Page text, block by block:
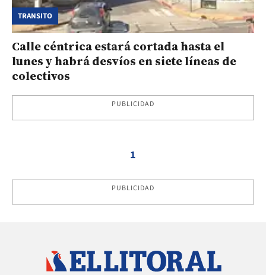
TRANSITO
Calle céntrica estará cortada hasta el
lunes y habrá desvíos en siete líneas de
colectivos
PUBLICIDAD
1
PUBLICIDAD